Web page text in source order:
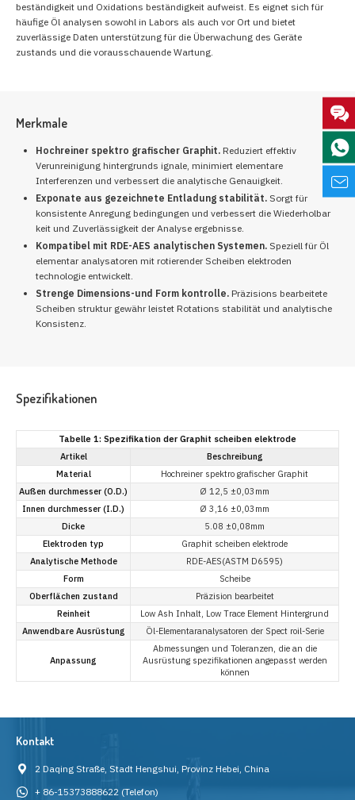
beständigkeit und Oxidations beständigkeit aufweist. Es eignet sich für
häufige Öl analysen sowohl in Labors als auch vor Ort und bietet
zuverlässige Daten unterstützung für die Überwachung des Geräte
zustands und die vorausschauende Wartung.
Merkmale
Hochreiner spektro grafischer Graphit. Reduziert effektiv
Verunreinigung hintergrunds ignale, minimiert elementare
Interferenzen und verbessert die analytische Genauigkeit.
Exponate aus gezeichnete Entladung stabilität. Sorgt für
konsistente Anregung bedingungen und verbessert die Wiederholbar
keit und Zuverlässigkeit der Analyse ergebnisse.
Kompatibel mit RDE-AES analytischen Systemen. Speziell für Öl
elementar analysatoren mit rotierender Scheiben elektroden
technologie entwickelt.
Strenge Dimensions-und Form kontrolle. Präzisions bearbeitete
Scheiben struktur gewähr leistet Rotations stabilität und analytische
Konsistenz.
Spezifikationen
Tabelle 1: Spezifikation der Graphit scheiben elektrode
Artikel
Beschreibung
Material
Hochreiner spektro grafischer Graphit
Außen durchmesser (O.D.)
Ø 12,5 ±0,03mm
Innen durchmesser (I.D.)
Ø 3,16 ±0,03mm
Dicke
5.08 ±0,08mm
Elektroden typ
Graphit scheiben elektrode
Analytische Methode
RDE-AES(ASTM D6595)
Form
Scheibe
Oberflächen zustand
Präzision bearbeitet
Reinheit
Low Ash Inhalt, Low Trace Element Hintergrund
Anwendbare Ausrüstung
Öl-Elementaranalysatoren der Spect roil-Serie
Anpassung
Abmessungen und Toleranzen, die an die
Ausrüstung spezifikationen angepasst werden
können
Kontakt
2 Daqing Straße, Stadt Hengshui, Provinz Hebei, China
+ 86-15373888622 (Telefon)